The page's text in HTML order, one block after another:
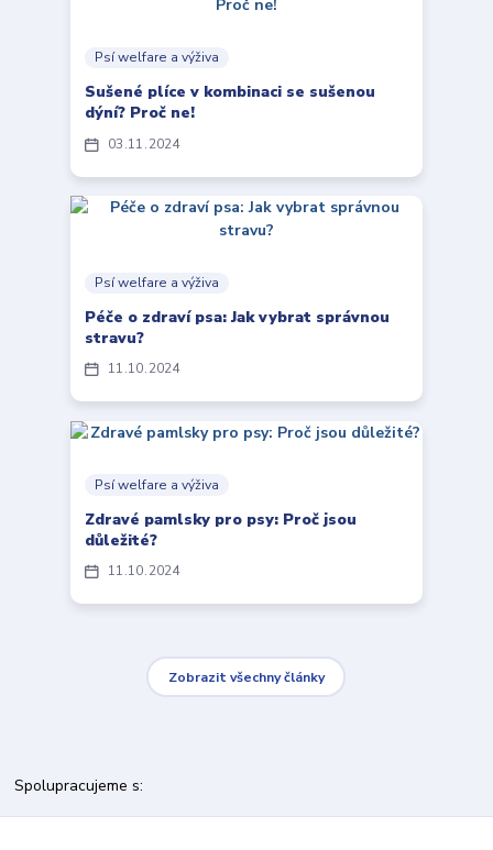
03 11 2024
Psí welfare a výživa
Sušené plíce v kombinaci se sušenou
dýní? Proč ne!
11 10 2024
Psí welfare a výživa
Péče o zdraví psa: Jak vybrat správnou
stravu?
11 10 2024
Psí welfare a výživa
Zdravé pamlsky pro psy: Proč jsou
důležité?
Zobrazit všechny články
Spolupracujeme s: